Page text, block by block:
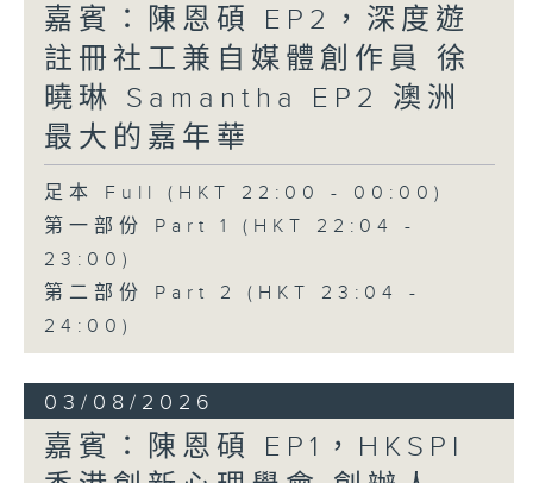
嘉賓：陳恩碩 EP2，深度遊
註冊社工兼自媒體創作員 徐
曉琳 Samantha EP2 澳洲
最大的嘉年華
足本 Full (HKT 22:00 - 00:00)
第一部份 Part 1 (HKT 22:04 -
23:00)
第二部份 Part 2 (HKT 23:04 -
24:00)
03/08/2026
嘉賓：陳恩碩 EP1，HKSPI